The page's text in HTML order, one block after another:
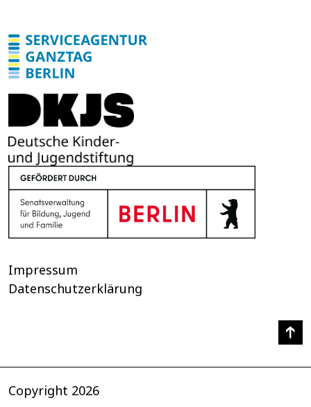
r
e
s
s
Impressum
Datenschutzerklärung
Copyright 2026